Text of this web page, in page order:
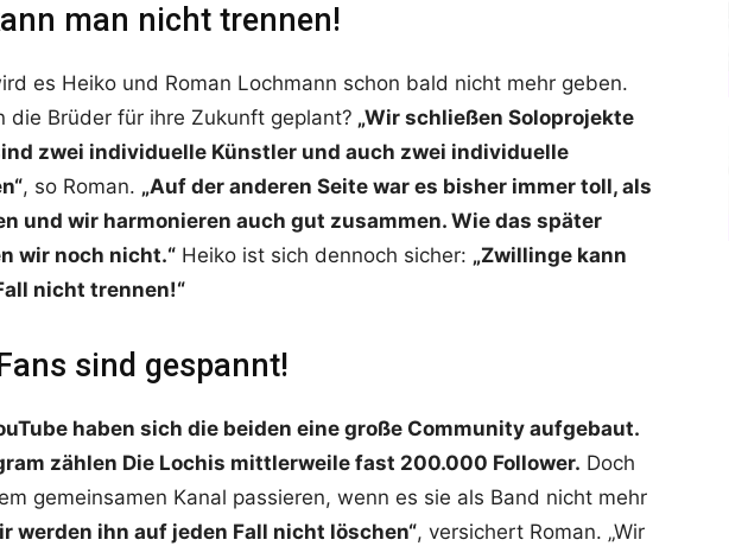
man nicht trennen!
es Heiko und Roman Lochmann schon bald nicht mehr geben.
die Brüder für ihre Zukunft geplant? „Wir schließen Soloprojekte
zwei individuelle Künstler und auch zwei individuelle
, so Roman. „Auf der anderen Seite war es bisher immer toll, als
und wir harmonieren auch gut zusammen. Wie das später
wir noch nicht.“ Heiko ist sich dennoch sicher: „Zwillinge kann
nicht trennen!“
sind gespannt!
haben sich die beiden eine große Community aufgebaut.
zählen Die Lochis mittlerweile fast 200.000 Follower. Doch
gemeinsamen Kanal passieren, wenn es sie als Band nicht mehr
werden ihn auf jeden Fall nicht löschen“, versichert Roman. „Wir